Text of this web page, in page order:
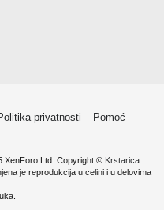
privatnosti
Pomoć
XenForo Ltd. Copyright © Krstarica
je reprodukcija u celini i u delovima